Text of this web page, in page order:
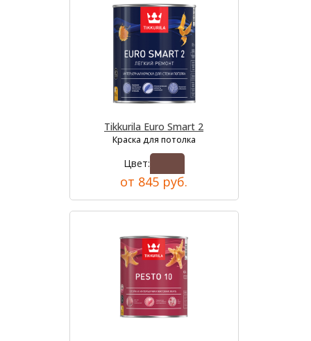
Tikkurila Euro Smart 2
Краска для потолка
Цвет:
от 845 руб.